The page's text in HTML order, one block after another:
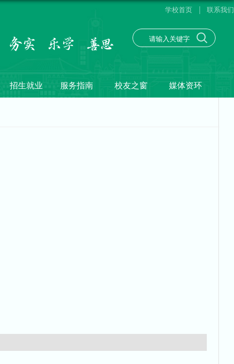
学校首页 联系我们
招生就业 服务指南 校友之窗 媒体资环